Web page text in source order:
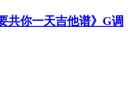
共你一天吉他谱》G调